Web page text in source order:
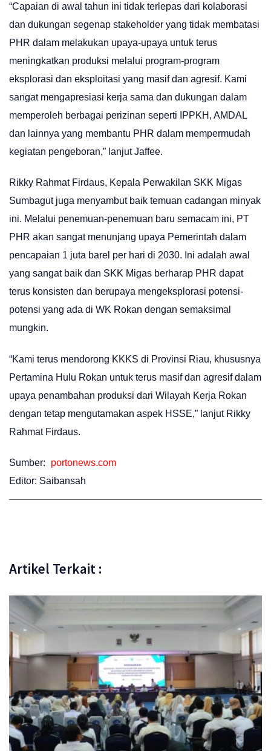
“Capaian di awal tahun ini tidak terlepas dari kolaborasi
dan dukungan segenap stakeholder yang tidak membatasi
PHR dalam melakukan upaya-upaya untuk terus
meningkatkan produksi melalui program-program
eksplorasi dan eksploitasi yang masif dan agresif. Kami
sangat mengapresiasi kerja sama dan dukungan dalam
memperoleh berbagai perizinan seperti IPPKH, AMDAL
dan lainnya yang membantu PHR dalam mempermudah
kegiatan pengeboran,” lanjut Jaffee.
Rikky Rahmat Firdaus, Kepala Perwakilan SKK Migas
Sumbagut juga menyambut baik temuan cadangan minyak
ini. Melalui penemuan-penemuan baru semacam ini, PT
PHR akan sangat menunjang upaya Pemerintah dalam
pencapaian 1 juta barel per hari di 2030. Ini adalah awal
yang sangat baik dan SKK Migas berharap PHR dapat
terus konsisten dan berupaya mengeksplorasi potensi-
potensi yang ada di WK Rokan dengan semaksimal
mungkin.
“Kami terus mendorong KKKS di Provinsi Riau, khususnya
Pertamina Hulu Rokan untuk terus masif dan agresif dalam
upaya penambahan produksi dari Wilayah Kerja Rokan
dengan tetap mengutamakan aspek HSSE,” lanjut Rikky
Rahmat Firdaus.
Sumber:
portonews.com
Editor: Saibansah
Artikel Terkait :